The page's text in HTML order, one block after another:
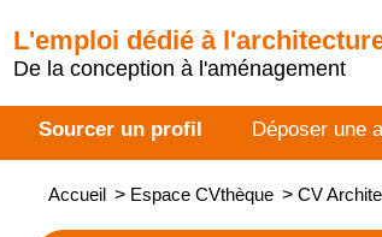
L'emploi dédié à
De la conception à l'aménagement
Sourcer un profil Déposer une
Accueil > Espace CVthèque > CV